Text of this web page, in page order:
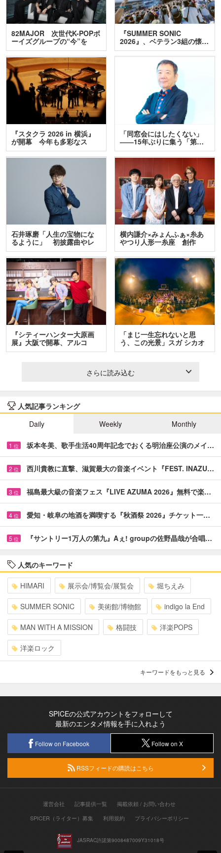
82MAJOR 次世代K-POPボ
ーイズグループの“今”を
訊…
『SUMMER SONIC
2026』、ベテラン3組の懐…
『スタクラ 2026 in 横浜』
が開幕 今年も多彩なス
テ…
「同窓会にはしたくない」
――15年ぶりに集う「第…
石井琢磨「人生の宝物にな
るように」 初披露曲やレ
ア…
横内謙介×みょんふぁ×糸あ
やつり人形一糸座 創作
人…
『シティーハンター大原画
展』大阪で開幕、アルコ
＆…
「まじ一生忘れないと思
う、この光景」スガ シカオ
と…
さらに読み込む
人気記事ランキング
Daily
Weekly Monthly
1 位 坂本冬美、歌手生活40周年記念でおくる明治座公演のメイ…
2 位 西川貴教に直撃、滋賀最大の音楽イベント『FEST. INAZU…
3 位 福島最大級の音楽フェス『LIVE AZUMA 2026』無料で楽…
4 位 愛知・岐阜の地酒を満喫する『秋酒祭 2026』チケット一…
5 位 『サントリー1万人の第九』Aぇ! groupの佐野晶哉が合唱…
人気のキーワード
HIMARI 展示会/博覧会/展覧会 堀ちえみ
SUMMER SONIC 美術館/博物館 indigo la End
MAN WITH A MISSION 格闘技 洋楽POPS
洋楽ロック
キーワードをもっと見る
SPICEの公式アカウントをフォローして
最新のエンタメ情報を手に入れよう
Follow on Facebook Follow on X
RSSフィードの購読はこちら
運営会社 記事提供一覧
掲載依頼 / お問い合わせ
SPICER（ライター）募集
利用規約 プライバシーポリシー
JASRAC許諾第9008487009Y31018号